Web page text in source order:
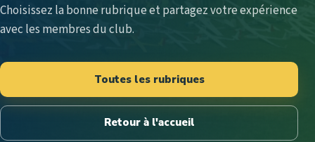
Choisissez la bonne rubrique et partagez votre expérience
avec les membres du club.
Toutes les rubriques
Retour à l'accueil